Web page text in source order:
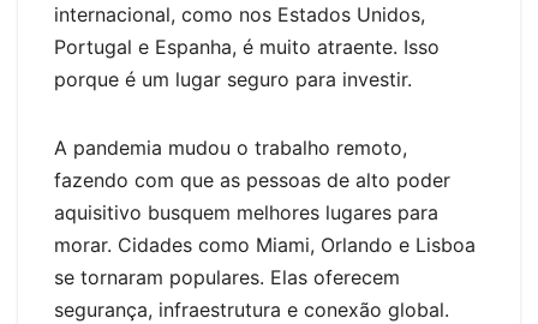
internacional, como nos Estados Unidos,
Portugal e Espanha, é muito atraente. Isso
porque é um lugar seguro para investir.
A pandemia mudou o trabalho remoto,
fazendo com que as pessoas de alto poder
aquisitivo busquem melhores lugares para
morar. Cidades como Miami, Orlando e Lisboa
se tornaram populares. Elas oferecem
segurança, infraestrutura e conexão global.